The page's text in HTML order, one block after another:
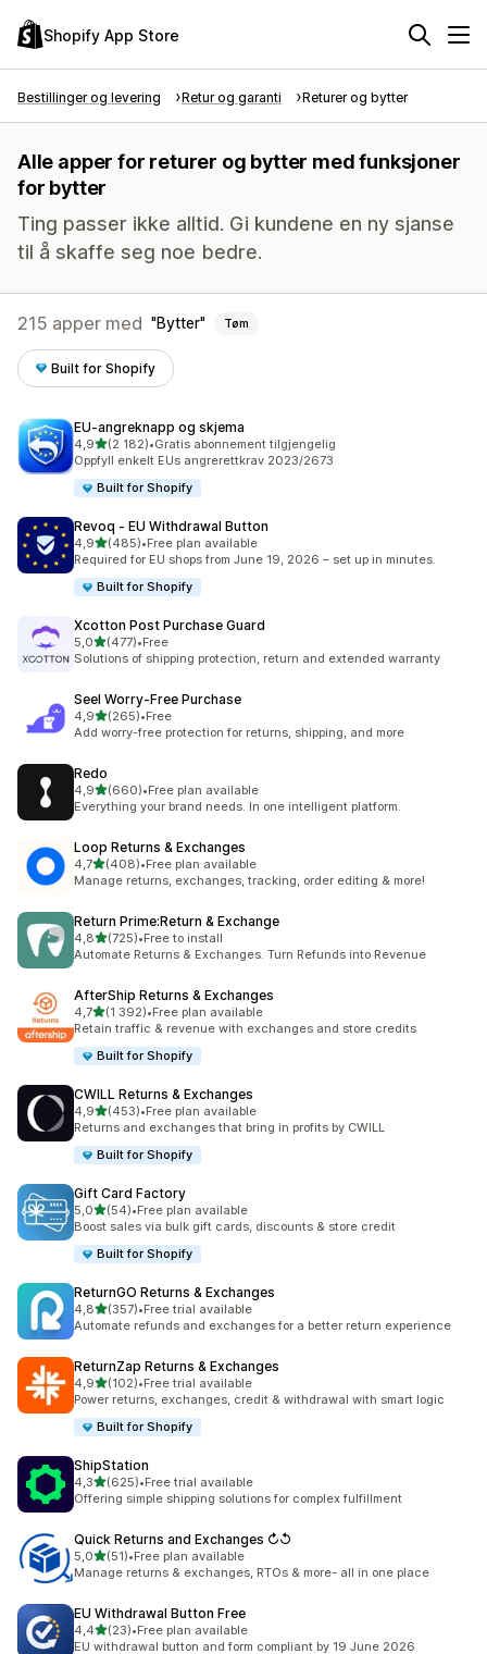
Shopify App Store
Bestillinger og levering Retur og garanti Returer og bytter
Alle apper for returer og bytter med funksjoner
for bytter
Ting passer ikke alltid. Gi kundene en ny sjanse
til å skaffe seg noe bedre.
215 apper med Bytter Tøm
Built for Shopify
EU‑angreknapp og skjema
4,9av 5 stjerner
(2 182)
Totalt 2182 omtaler
•Gratis abonnement tilgjengelig
Oppfyll enkelt EUs angrerettkrav 2023/2673
Built for Shopify
Revoq ‑ EU Withdrawal Button
4,9av 5 stjerner
(485)
Totalt 485 omtaler
•Free plan available
Required for EU shops from June 19, 2026 – set up in minutes.
Built for Shopify
Xcotton Post Purchase Guard
5,0av 5 stjerner
(477)
Totalt 477 omtaler
•Free
Solutions of shipping protection, return and extended warranty
Seel Worry‑Free Purchase
4,9av 5 stjerner
(265)
Totalt 265 omtaler
•Free
Add worry-free protection for returns, shipping, and more
Redo
4,9av 5 stjerner
(660)
Totalt 660 omtaler
•Free plan available
Everything your brand needs. In one intelligent platform.
Loop Returns & Exchanges
4,7av 5 stjerner
(408)
Totalt 408 omtaler
•Free plan available
Manage returns, exchanges, tracking, order editing & more!
Return Prime:Return & Exchange
4,8av 5 stjerner
(725)
Totalt 725 omtaler
•Free to install
Automate Returns & Exchanges. Turn Refunds into Revenue
AfterShip Returns & Exchanges
4,7av 5 stjerner
(1 392)
Totalt 1392 omtaler
•Free plan available
Retain traffic & revenue with exchanges and store credits
Built for Shopify
CWILL Returns & Exchanges
4,9av 5 stjerner
(453)
Totalt 453 omtaler
•Free plan available
Returns and exchanges that bring in profits by CWILL
Built for Shopify
Gift Card Factory
5,0av 5 stjerner
(54)
Totalt 54 omtaler
•Free plan available
Boost sales via bulk gift cards, discounts & store credit
Built for Shopify
ReturnGO Returns & Exchanges
4,8av 5 stjerner
(357)
Totalt 357 omtaler
•Free trial available
Automate refunds and exchanges for a better return experience
ReturnZap Returns & Exchanges
4,9av 5 stjerner
(102)
Totalt 102 omtaler
•Free trial available
Power returns, exchanges, credit & withdrawal with smart logic
Built for Shopify
ShipStation
4,3av 5 stjerner
(625)
Totalt 625 omtaler
•Free trial available
Offering simple shipping solutions for complex fulfillment
Quick Returns and Exchanges ↻↺
5,0av 5 stjerner
(51)
Totalt 51 omtaler
•Free plan available
Manage returns & exchanges, RTOs & more- all in one place
EU Withdrawal Button Free
4,4av 5 stjerner
(23)
Totalt 23 omtaler
•Free plan available
EU withdrawal button and form compliant by 19 June 2026